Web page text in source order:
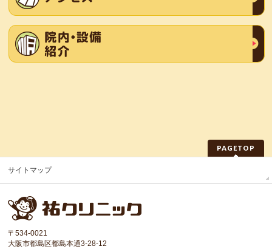
PAGETOP
サイトマップ
〒534-0021
大阪市都島区都島本通3-28-12